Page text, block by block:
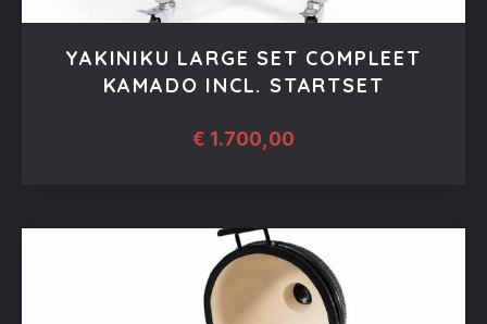
YAKINIKU LARGE SET COMPLEET
KAMADO INCL. STARTSET
€ 1.700,00